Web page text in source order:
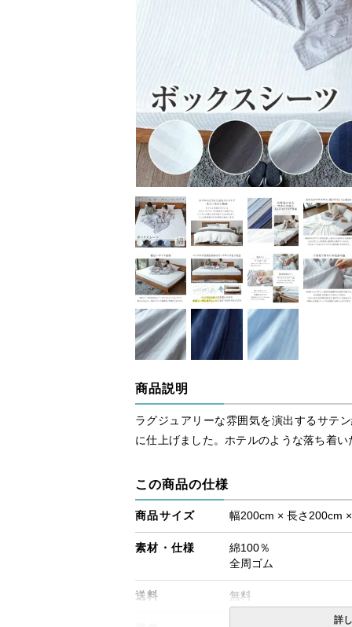
商品説明
ラグジュアリーな雰囲気を演出するサテ
に仕上げました。ホテルのような落ち着
この商品の仕様
商品サイズ 幅200cm × 長さ200cm
素材・仕様
綿100％
全周ゴム
送料 無料
詳